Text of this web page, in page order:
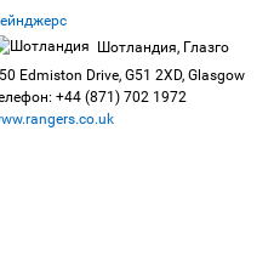
Шотландия, Глазго
Edmiston Drive, G51 2XD, Glasgow
+44 (871) 702 1972